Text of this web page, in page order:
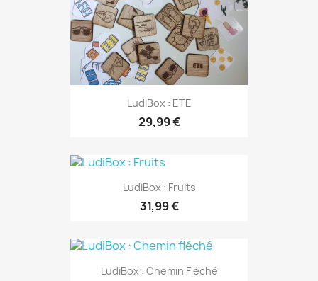
LudiBox : ETE
29,99 €
LudiBox : Fruits
31,99 €
LudiBox : Chemin Fléché